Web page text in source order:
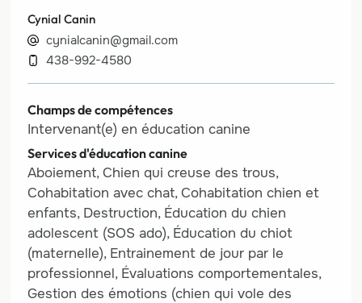
Cynial Canin
cynialcanin@gmail.com
438-992-4580
Champs de compétences
Intervenant(e) en éducation canine
Services d'éducation canine
Aboiement, Chien qui creuse des trous,
Cohabitation avec chat, Cohabitation chien et
enfants, Destruction, Éducation du chien
adolescent (SOS ado), Éducation du chiot
(maternelle), Entrainement de jour par le
professionnel, Évaluations comportementales,
Gestion des émotions (chien qui vole des